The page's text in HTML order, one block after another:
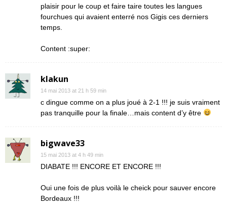
plaisir pour le coup et faire taire toutes les langues
fourchues qui avaient enterré nos Gigis ces derniers
temps.
Content :super:
klakun
14 mai 2013 at 21 h 59 min
c dingue comme on a plus joué à 2-1 !!! je suis vraiment
pas tranquille pour la finale…mais content d’y être
bigwave33
15 mai 2013 at 4 h 49 min
DIABATE !!! ENCORE ET ENCORE !!!
Oui une fois de plus voilà le cheick pour sauver encore
Bordeaux !!!